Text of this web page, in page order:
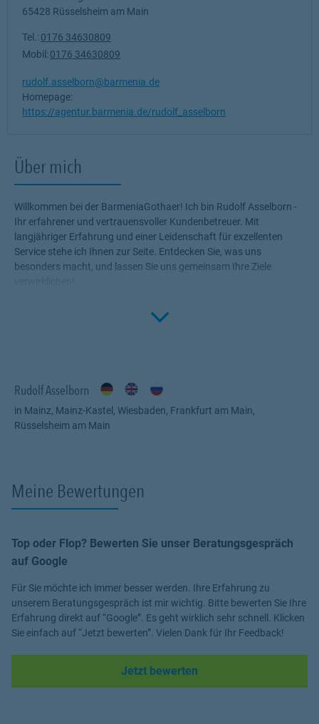
Über mich
Willkommen bei der BarmeniaGothaer! Ich bin Rudolf Asselborn -
Ihr erfahrener und vertrauensvoller Kundenbetreuer. Mit
langjähriger Erfahrung und einer Leidenschaft für exzellenten
Service stehe ich Ihnen zur Seite. Entdecken Sie, was uns
besonders macht, und lassen Sie uns gemeinsam Ihre Ziele
Click to
Rudolf Asselborn
in Mainz, Mainz-Kastel, Wiesbaden, Frankfurt am Main,
Rüsselsheim am Main
65428 Rüsselsheim am Main
Tel.: 0176 34630809
Mobil: 0176 34630809
rudolf.asselborn@barmenia.de
Homepage:
https://agentur.barmenia.de/rudolf_asselborn
Meine Bewertungen
Top oder Flop? Bewerten Sie unser Beratungsgespräch
auf Google
Für Sie möchte ich immer besser werden. Ihre Erfahrung zu
unserem Beratungsgespräch ist mir wichtig. Bitte bewerten Sie Ihre
Erfahrung direkt auf “Google”. Es geht wirklich sehr schnell. Klicken
Sie einfach auf “Jetzt bewerten”. Vielen Dank für Ihr Feedback!
Jetzt bewerten